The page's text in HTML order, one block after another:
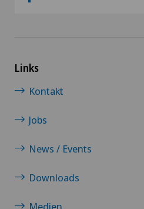
Links
Kontakt
Jobs
News / Events
Downloads